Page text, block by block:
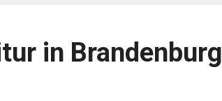
in Brandenburg